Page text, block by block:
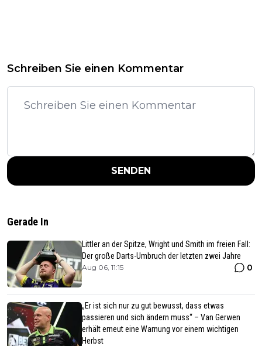
Schreiben Sie einen Kommentar
SENDEN
Gerade In
Littler an der Spitze, Wright und Smith im freien Fall:
Der große Darts-Umbruch der letzten zwei Jahre
Aug 06, 11:15 0
„Er ist sich nur zu gut bewusst, dass etwas
passieren und sich ändern muss“ – Van Gerwen
erhält erneut eine Warnung vor einem wichtigen
Herbst